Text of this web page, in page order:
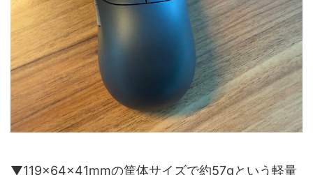
▼119×64×41mmの筐体サイズで約57gという軽量